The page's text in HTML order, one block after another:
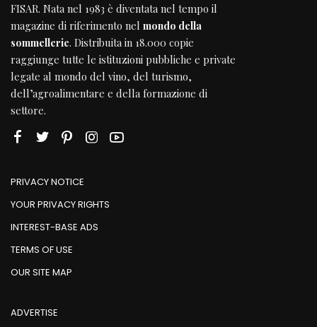
FISAR. Nata nel 1983 è diventata nel tempo il
magazine di riferimento nel mondo della
sommellerie. Distribuita in 18.000 copie
raggiunge tutte le istituzioni pubbliche e private
legate al mondo del vino, del turismo,
dell’agroalimentare e della formazione di
settore.
PRIVACY NOTICE
YOUR PRIVACY RIGHTS
INTEREST-BASE ADS
TERMS OF USE
OUR SITE MAP
ADVERTISE